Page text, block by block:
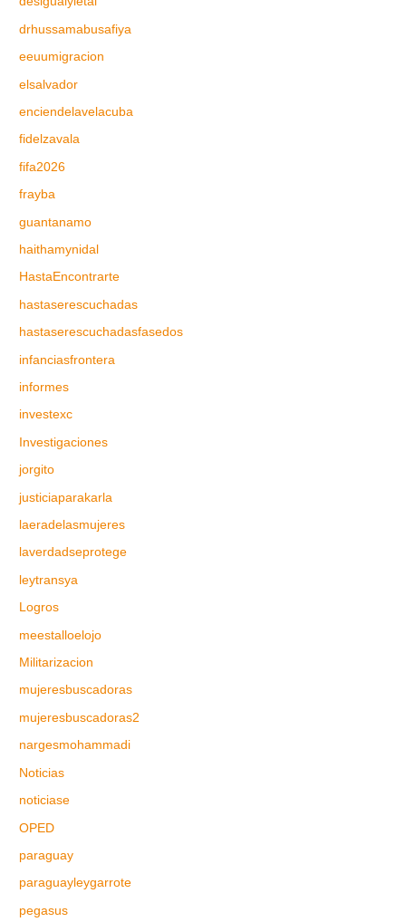
drhussamabusafiya
eeuumigracion
elsalvador
enciendelavelacuba
fidelzavala
fifa2026
frayba
guantanamo
haithamynidal
HastaEncontrarte
hastaserescuchadas
hastaserescuchadasfasedos
infanciasfrontera
informes
investexc
Investigaciones
jorgito
justiciaparakarla
laeradelasmujeres
laverdadseprotege
leytransya
Logros
meestalloelojo
Militarizacion
mujeresbuscadoras
mujeresbuscadoras2
nargesmohammadi
Noticias
noticiase
OPED
paraguay
paraguayleygarrote
pegasus